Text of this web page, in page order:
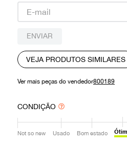
ENVIAR
VEJA PRODUTOS SIMILARES
Ver mais peças do vendedor800189
CONDIÇÃO
Not so new Usado Bom estado
prada
louis vuitton